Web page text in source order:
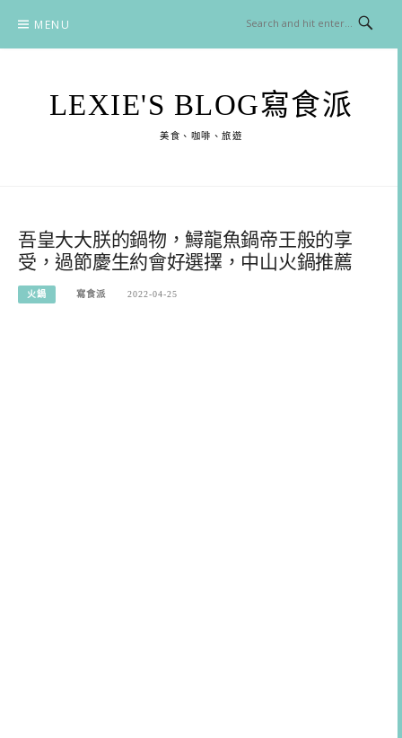
content
MENU
LEXIE'S BLOG寫食派
美食、咖啡、旅遊
吾皇大大朕的鍋物，鱘龍魚鍋帝王般的享
受，過節慶生約會好選擇，中山火鍋推薦
火鍋 寫食派 2022-04-25